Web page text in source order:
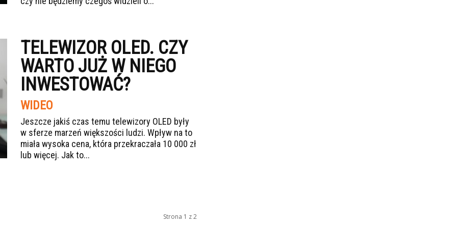
TELEWIZOR OLED. CZY
WARTO JUŻ W NIEGO
INWESTOWAĆ?
WIDEO
Jeszcze jakiś czas temu telewizory OLED były
w sferze marzeń większości ludzi. Wpływ na to
miała wysoka cena, która przekraczała 10 000 zł
lub więcej. Jak to...
Strona 1 z 2